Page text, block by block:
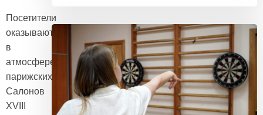
Посетители
оказываются
в
атмосфере
парижских
Салонов
XVIII